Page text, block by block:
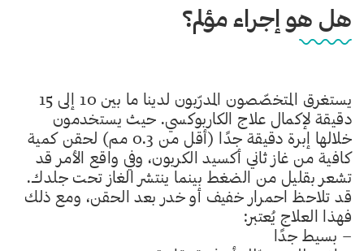
هل هو إجراء مؤلم؟
يستغرق المتخصّصون المدرّبون لدينا ما بين 10 إلى 15
دقيقة لإكمال علاج الكاربوكسي. حيث يستخدمون
خلالها إبرة دقيقة جدًا (أقل من 0.3 مم) لحقن كمية
كافية من غاز ثاني أكسيد الكربون، وفي واقع الأمر قد
تشعر بقليل من الضغط بينما ينتشر الغاز تحت جلدك.
قد تلاحظ احمرار خفيف أو خدر بعد الحقن، ومع ذلك
فهذا العلاج يُعتبر:
– بسيط جدًا